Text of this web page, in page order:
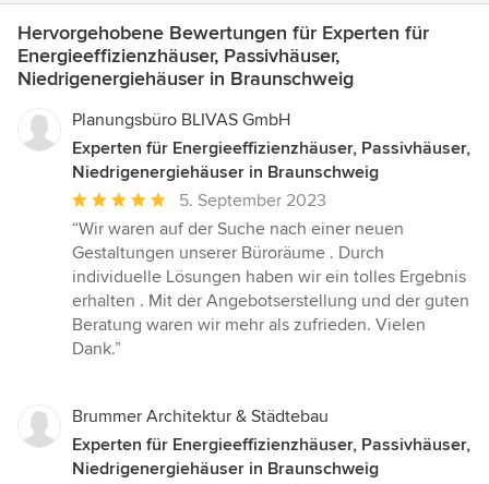
Hervorgehobene Bewertungen für Experten für
Energieeffizienzhäuser, Passivhäuser,
Niedrigenergiehäuser in Braunschweig
Planungsbüro BLIVAS GmbH
Experten für Energieeffizienzhäuser, Passivhäuser,
Niedrigenergiehäuser in Braunschweig
Durchschnittliche
Bewertung:
5
von
5
Sternen
5. September 2023
“Wir waren auf der Suche nach einer neuen
Gestaltungen unserer Büroräume . Durch
individuelle Lösungen haben wir ein tolles Ergebnis
erhalten . Mit der Angebotserstellung und der guten
Beratung waren wir mehr als zufrieden. Vielen
Dank.”
Brummer Architektur & Städtebau
Experten für Energieeffizienzhäuser, Passivhäuser,
Niedrigenergiehäuser in Braunschweig